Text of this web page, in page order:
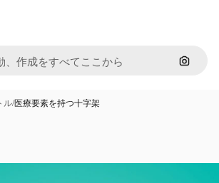
画像で
ル/医療要素を持つ十字架